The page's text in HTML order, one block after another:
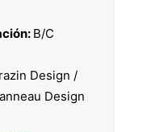
B/C
Design /
Design